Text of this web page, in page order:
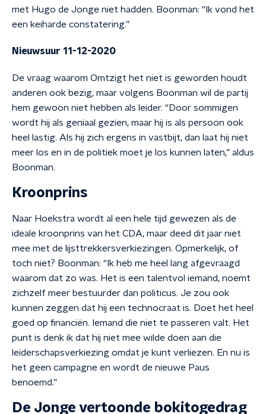
met Hugo de Jonge niet hadden. Boonman: “Ik vond het
een keiharde constatering.”
Nieuwsuur 11-12-2020
De vraag waarom Omtzigt het niet is geworden houdt
anderen ook bezig, maar volgens Boonman wil de partij
hem gewoon niet hebben als leider. “Door sommigen
wordt hij als geniaal gezien, maar hij is als persoon ook
heel lastig. Als hij zich ergens in vastbijt, dan laat hij niet
meer los en in de politiek moet je los kunnen laten,” aldus
Boonman.
Kroonprins
Naar Hoekstra wordt al een hele tijd gewezen als de
ideale kroonprins van het CDA, maar deed dit jaar niet
mee met de lijsttrekkersverkiezingen. Opmerkelijk, of
toch niet? Boonman: “Ik heb me heel lang afgevraagd
waarom dat zo was. Het is een talentvol iemand, noemt
zichzelf meer bestuurder dan politicus. Je zou ook
kunnen zeggen dat hij een technocraat is. Doet het heel
goed op financiën. Iemand die niet te passeren valt. Het
punt is denk ik dat hij niet mee wilde doen aan die
leiderschapsverkiezing omdat je kunt verliezen. En nu is
het geen campagne en wordt de nieuwe Paus
benoemd.”
De Jonge vertoonde bokitogedrag